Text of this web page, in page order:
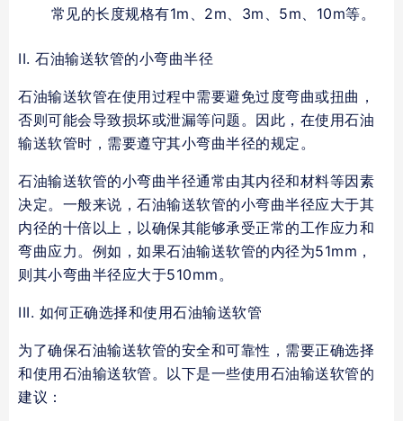
常见的长度规格有1m、2m、3m、5m、10m等。
II. 石油输送软管的小弯曲半径
石油输送软管在使用过程中需要避免过度弯曲或扭曲，
否则可能会导致损坏或泄漏等问题。因此，在使用石油
输送软管时，需要遵守其小弯曲半径的规定。
石油输送软管的小弯曲半径通常由其内径和材料等因素
决定。一般来说，石油输送软管的小弯曲半径应大于其
内径的十倍以上，以确保其能够承受正常的工作应力和
弯曲应力。例如，如果石油输送软管的内径为51mm，
则其小弯曲半径应大于510mm。
III. 如何正确选择和使用石油输送软管
为了确保石油输送软管的安全和可靠性，需要正确选择
和使用石油输送软管。以下是一些使用石油输送软管的
建议：